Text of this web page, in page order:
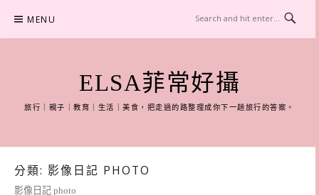
content
MENU
ELSA菲常好攝
旅行｜親子｜教育｜生活｜美食，把走過的路整理成你下一趟旅行的答案。
分類: 影像日記 PHOTO
影像日記 photo